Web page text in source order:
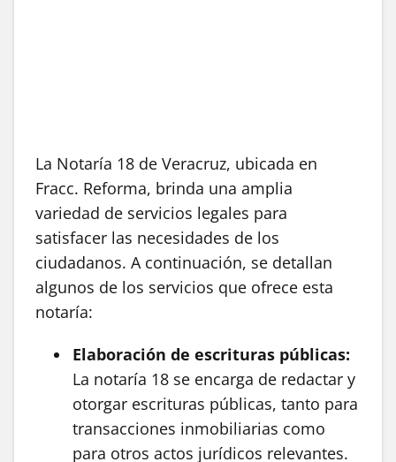
La Notaría 18 de Veracruz, ubicada en
Fracc. Reforma, brinda una amplia
variedad de servicios legales para
satisfacer las necesidades de los
ciudadanos. A continuación, se detallan
algunos de los servicios que ofrece esta
notaría:
Elaboración de escrituras públicas:
La notaría 18 se encarga de redactar y
otorgar escrituras públicas, tanto para
transacciones inmobiliarias como
para otros actos jurídicos relevantes.